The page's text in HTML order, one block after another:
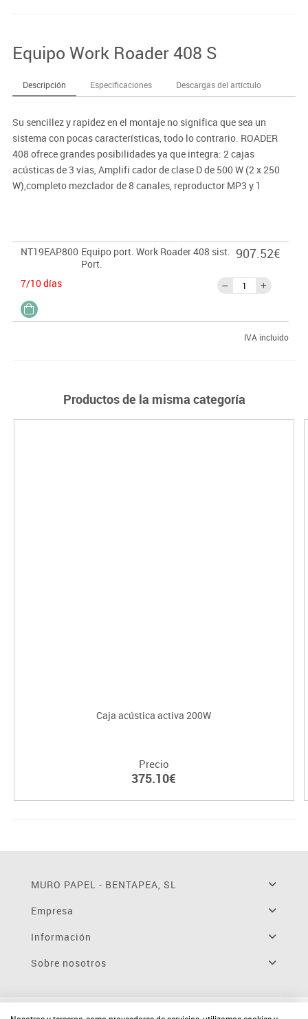
Equipo Work Roader 408 S
Descripción Especificaciones Descargas del artíctulo
Su sencillez y rapidez en el montaje no significa que sea un
sistema con pocas características, todo lo contrario. ROADER
408 ofrece grandes posibilidades ya que integra: 2 cajas
acústicas de 3 vías, Amplifi cador de clase D de 500 W (2 x 250
W),completo mezclador de 8 canales, reproductor MP3 y 1
NT19EAP800 Equipo port. Work Roader 408 sist.
Port.
7/10 días
907.52€
IVA incluido
Productos de la misma categoría
Caja acústica activa 200W
Precio
375.10€
MURO PAPEL - BENTAPEA, SL
Empresa
Información
Sobre nosotros